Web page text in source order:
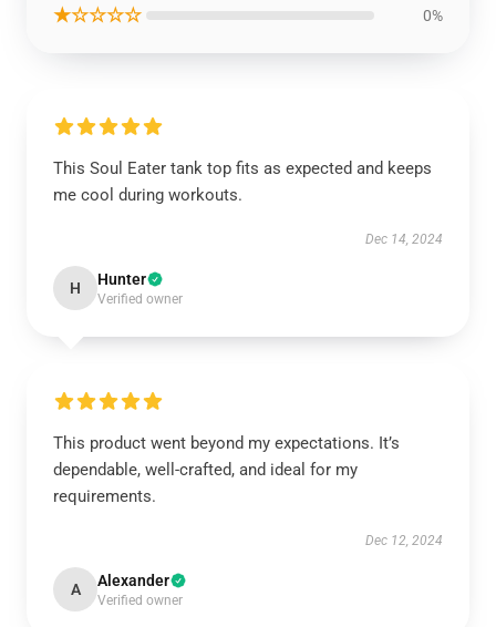
★☆☆☆☆ 0%
This Soul Eater tank top fits as expected and keeps
me cool during workouts.
Dec 14, 2024
H Hunter
Verified owner
This product went beyond my expectations. It’s
dependable, well-crafted, and ideal for my
requirements.
Dec 12, 2024
A Alexander
Verified owner